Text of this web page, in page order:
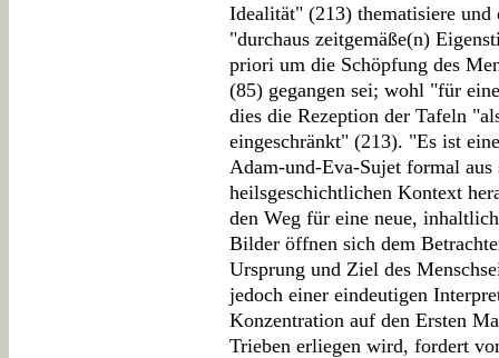
Idealität" (213) thematisiere
"durchaus zeitgemäße(n)
priori um die Schöpfung des
(85) gegangen sei; wohl "für
dies die Rezeption der Tafeln
eingeschränkt" (213). "Es ist
Adam-und-Eva-Sujet formal
heilsgeschichtlichen Kontext
den Weg für eine neue,
Bilder öffnen sich dem
Ursprung und Ziel des
jedoch einer eindeutigen
Konzentration auf den Ersten
Trieben erliegen wird, fordert